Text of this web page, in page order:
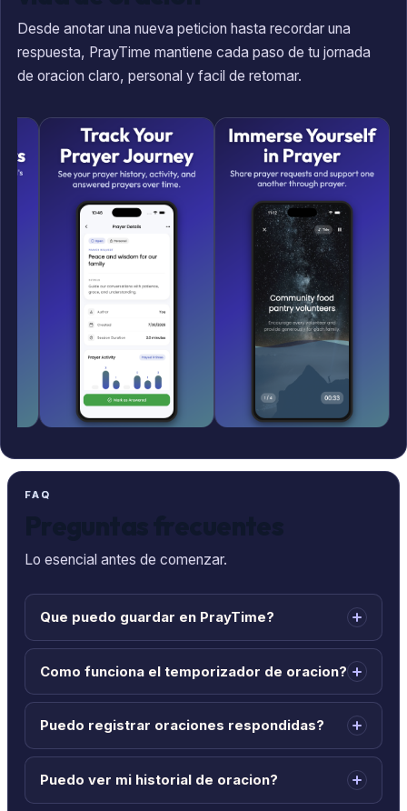
Desde anotar una nueva peticion hasta recordar una
respuesta, PrayTime mantiene cada paso de tu jornada
de oracion claro, personal y facil de retomar.
FAQ
Lo esencial antes de comenzar.
Que puedo guardar en PrayTime?
Como funciona el temporizador de oracion?
Puedo registrar oraciones respondidas?
Puedo ver mi historial de oracion?